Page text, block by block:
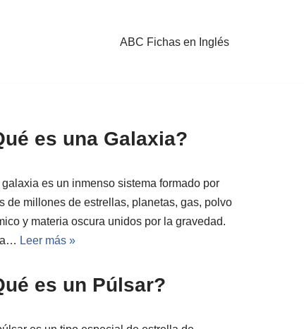
ABC Fichas en Inglés
es una Galaxia?
galaxia es un inmenso sistema formado por
de millones de estrellas, planetas, gas, polvo
y materia oscura unidos por la gravedad.
Leer más »
es un Púlsar?